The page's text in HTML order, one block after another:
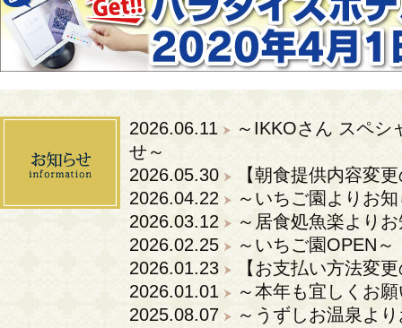
2026.06.11
～IKKOさん スペシ
せ～
2026.05.30
【朝食提供内容変
2026.04.22
～いちご園よりお
2026.03.12
～居食処魚楽より
2026.02.25
～いちご園OPEN～
2026.01.23
【お支払い方法変
2026.01.01
～本年も宜しくお
2025.08.07
～うずしお温泉よ